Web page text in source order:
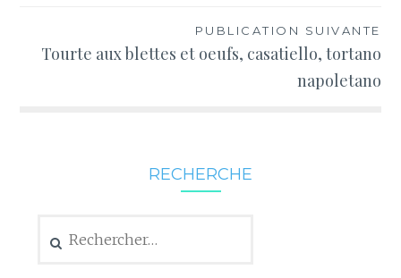
PUBLICATION SUIVANTE
Tourte aux blettes et oeufs, casatiello, tortano
napoletano
RECHERCHE